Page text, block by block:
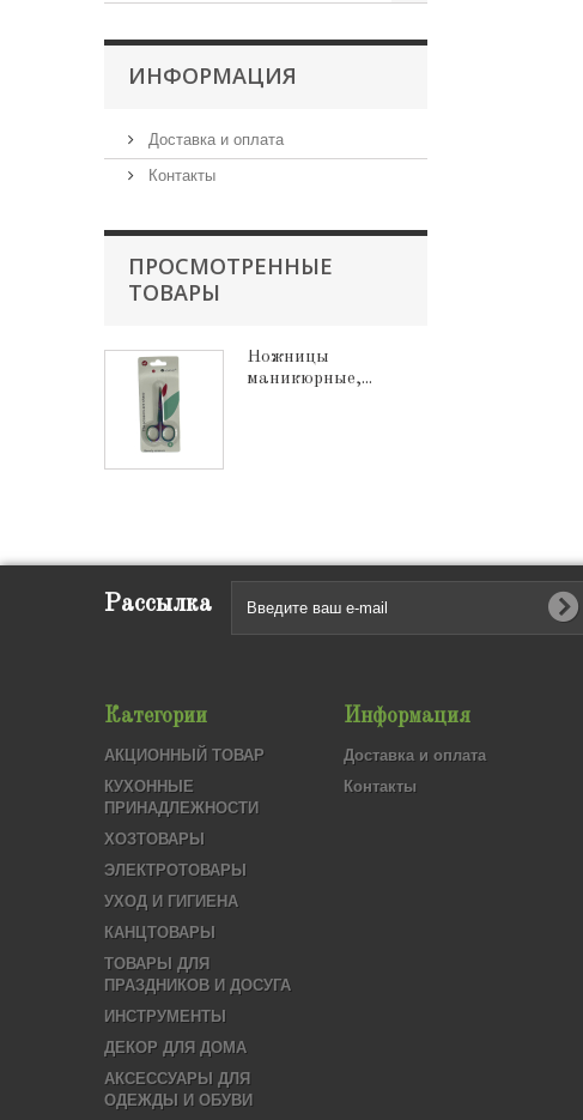
ИНФОРМАЦИЯ
Доставка и оплата
Контакты
ПРОСМОТРЕННЫЕ
ТОВАРЫ
Ножницы
маникюрные,...
Рассылка
Категории
АКЦИОННЫЙ ТОВАР
КУХОННЫЕ
ПРИНАДЛЕЖНОСТИ
ХОЗТОВАРЫ
ЭЛЕКТРОТОВАРЫ
УХОД И ГИГИЕНА
КАНЦТОВАРЫ
ТОВАРЫ ДЛЯ
ПРАЗДНИКОВ И ДОСУГА
ИНСТРУМЕНТЫ
ДЕКОР ДЛЯ ДОМА
АКСЕССУАРЫ ДЛЯ
ОДЕЖДЫ И ОБУВИ
Информация
Доставка и оплата
Контакты